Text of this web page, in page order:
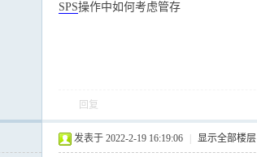
SPS操作中如何考虑管存
回复
发表于 2022-2-19 16:19:06 显示全部楼层